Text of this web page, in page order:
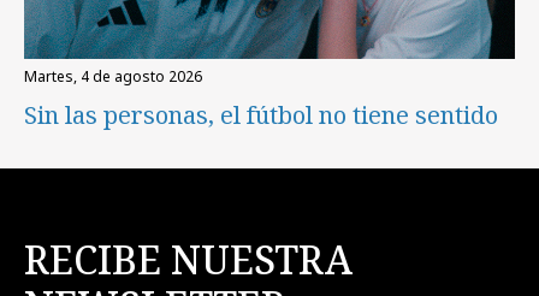
martes, 4 de agosto 2026
Sin las personas, el fútbol no tiene sentido
RECIBE NUESTRA